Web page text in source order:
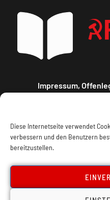
Diese Internetseite verwendet
verbessern und den Benutzern
bereitzustellen.
Impressum,